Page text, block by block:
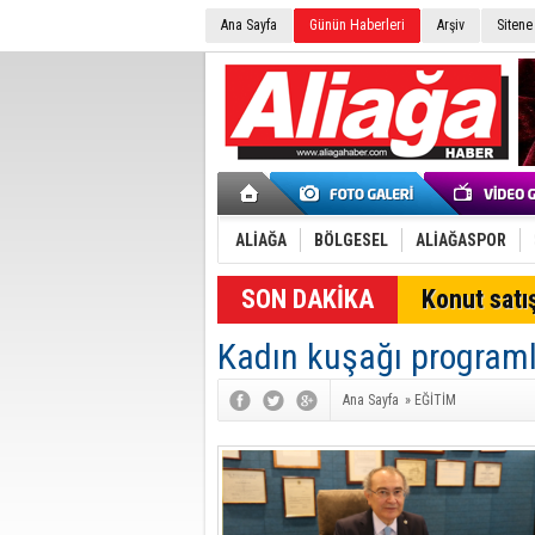
Ana Sayfa Günün Haberleri Arşiv
ALİAĞA BÖLGESEL ALİAĞASPOR
SON DAKİKA Konut
Kadın kuşağı
Ana Sayfa » EĞİTİM